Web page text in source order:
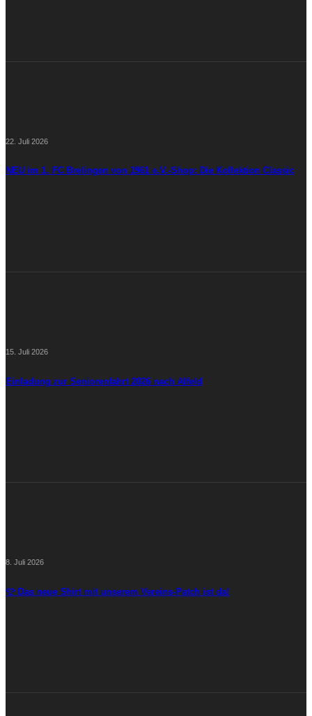
22. Juli 2026
NEU im 1. FC Brelingen von 1961 e.V.-Shop: Die Kollektion Classic
15. Juli 2026
Einladung zur Seniorenfahrt 2026 nach Alfeld
8. Juli 2026
👕 Das neue Shirt mit unserem Vereins-Patch ist da!